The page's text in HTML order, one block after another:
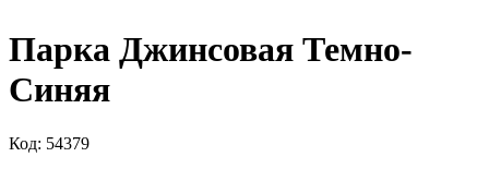
Парка Джинсовая Темно-
Синяя
Код: 54379